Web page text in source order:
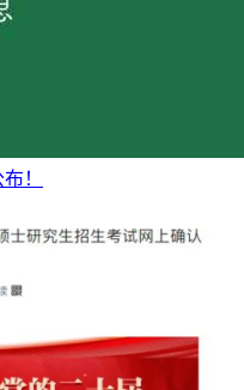
！